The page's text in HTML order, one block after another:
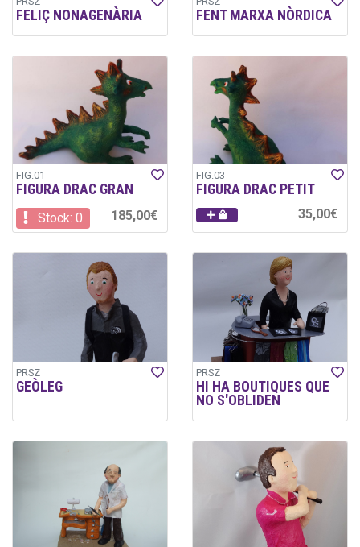
FELIÇ NONAGENÀRIA FENT MARXA NÒRDICA
FIG.01
FIGURA DRAC GRAN
Stock: 0 185,00€
FIG.03
FIGURA DRAC PETIT
35,00€
PRSZ
GEÒLEG
PRSZ
HI HA BOUTIQUES QUE
NO S'OBLIDEN